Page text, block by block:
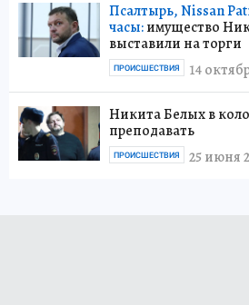
Псалтырь, Nissan
часы:имущество
выставили на торги
14
ПРОИСШЕСТВИЯ
Никита Белых в
преподавать
25 июня
ПРОИСШЕСТВИЯ